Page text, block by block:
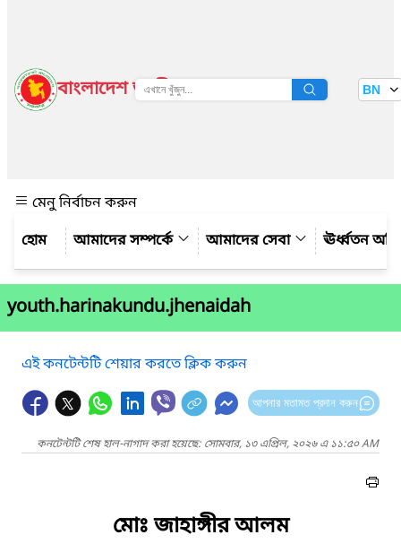
বাংলাদেশ জাতীয় তথ্য বাতায়ন BN
মেনু নির্বাচন করুন
আমাদের সম্পর্কে
আমাদের সেবা ঊর্ধ্বতন
youth.harinakundu.jhenaidah
এই কনটেন্টটি শেয়ার করতে ক্লিক করুন
আপনার মতামত প্রদান করুন
কনটেন্টটি শেষ হাল-নাগাদ করা হয়েছে: সোমবার, ১৩ এপ্রিল, ২০২৬ এ ১১:৫০ AM
মোঃ জাহাঙ্গীর আলম